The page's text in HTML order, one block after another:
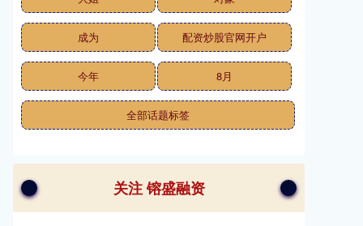
成为 配资炒股官网开户
今年 8月
全部话题标签
关注 镕盛融资